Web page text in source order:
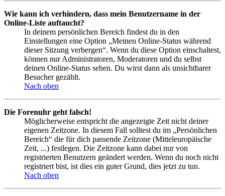
Wie kann ich verhindern, dass mein Benutzername in der
Online-Liste auftaucht?
In deinem persönlichen Bereich findest du in den
Einstellungen eine Option „Meinen Online-Status während
dieser Sitzung verbergen“. Wenn du diese Option einschaltest,
können nur Administratoren, Moderatoren und du selbst
deinen Online-Status sehen. Du wirst dann als unsichtbarer
Besucher gezählt.
Nach oben
Die Forenuhr geht falsch!
Möglicherweise entspricht die angezeigte Zeit nicht deiner
eigenen Zeitzone. In diesem Fall solltest du im „Persönlichen
Bereich“ die für dich passende Zeitzone (Mitteleuropäische
Zeit, ...) festlegen. Die Zeitzone kann dabei nur von
registrierten Benutzern geändert werden. Wenn du noch nicht
registriert bist, ist dies ein guter Grund, dies jetzt zu tun.
Nach oben